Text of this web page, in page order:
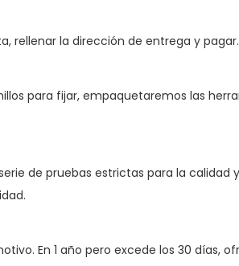
rellenar la dirección de entrega y pagar.
para fijar, empaquetaremos las
de pruebas estrictas para la
En 1 año pero excede los 30 días,